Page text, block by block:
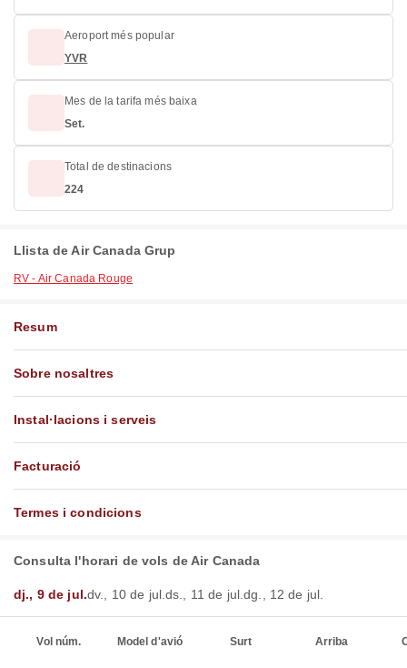
Aeroport més popular
YVR
Mes de la tarifa més baixa
Set.
Total de destinacions
224
Llista de Air Canada Grup
RV - Air Canada Rouge
Resum
Sobre nosaltres
Instal·lacions i serveis
Facturació
Termes i condicions
Consulta l'horari de vols de Air Canada
dj., 9 de jul.dv., 10 de jul.ds., 11 de jul.dg., 12 de jul.
Vol núm. Model d'avió Surt Arriba